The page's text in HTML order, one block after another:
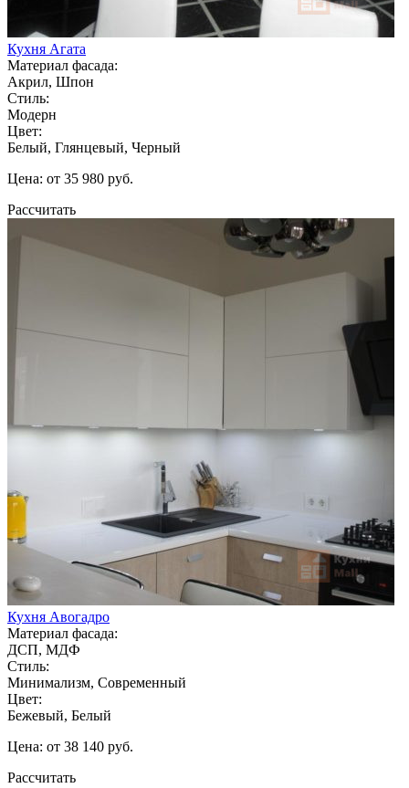
Кухня Агата
Материал фасада:
Акрил, Шпон
Стиль:
Модерн
Цвет:
Белый, Глянцевый, Черный
Цена: от 35 980 руб.
Рассчитать
Кухня Авогадро
Материал фасада:
ДСП, МДФ
Стиль:
Минимализм, Современный
Цвет:
Бежевый, Белый
Цена: от 38 140 руб.
Рассчитать